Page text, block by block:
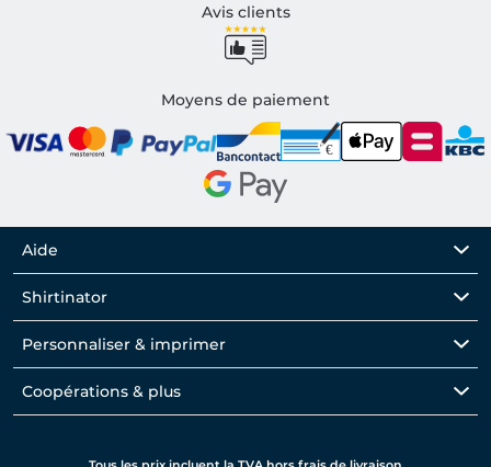
Avis clients
Moyens de paiement
Aide
Shirtinator
Personnaliser & imprimer
Coopérations & plus